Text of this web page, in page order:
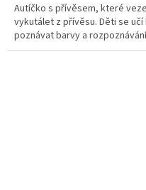
Autíčko s přívěsem, které
vykutálet z přívěsu. Děti se
poznávat barvy a